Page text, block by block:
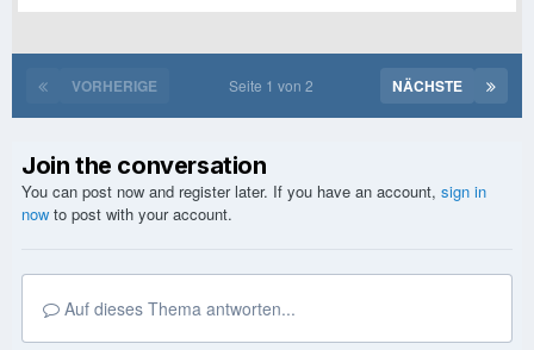
VORHERIGE NÄCHSTE
Seite 1 von 2
Join the conversation
You can post now and register later. If you have an account, sign in
now to post with your account.
Auf dieses Thema antworten...